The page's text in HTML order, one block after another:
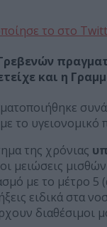
το στο
και η
το
της χρόνιας
μειώσεις
με το μέτρο
ειδικά στα
διαθέσιμοι